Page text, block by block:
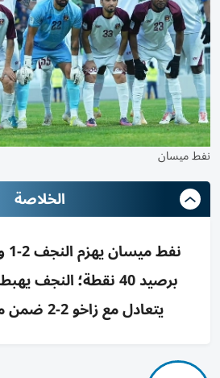
نفط ميسان
الخلاصة
برصيد 40 نقطة؛ النجف
يتعادل مع زاخو 2-2 ضمن مباريات مؤجلة